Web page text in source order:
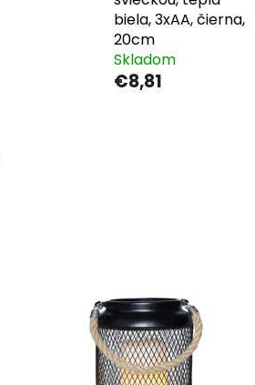
biela, 3xAA, čierna,
20cm
Skladom
€8,81